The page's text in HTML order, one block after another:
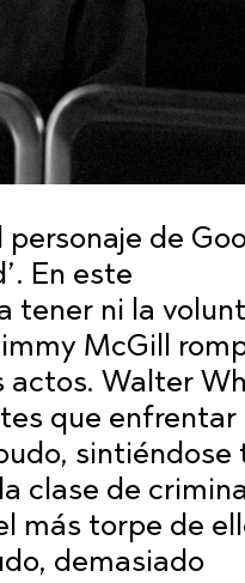
personaje de
En este
tener ni la
McGill
actos. Walter
que enfrentar
sintiéndose
clase de
más torpe de
demasiado